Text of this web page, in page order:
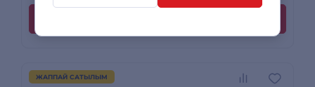
ЖАППАЙ САТЫЛЫМ